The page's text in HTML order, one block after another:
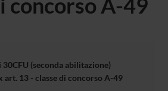
concorso A-49
(seconda abilitazione)
art. 13 - classe di concorso A-49